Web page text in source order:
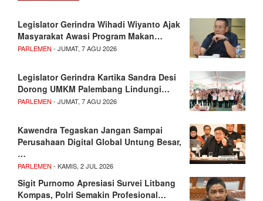
Legislator Gerindra Wihadi Wiyanto Ajak
Masyarakat Awasi Program Makan…
PARLEMEN - JUMAT, 7 AGU 2026
Legislator Gerindra Kartika Sandra Desi
Dorong UMKM Palembang Lindungi…
PARLEMEN - JUMAT, 7 AGU 2026
Kawendra Tegaskan Jangan Sampai
Perusahaan Digital Global Untung Besar,
…
PARLEMEN - KAMIS, 2 JUL 2026
Sigit Purnomo Apresiasi Survei Litbang
Kompas, Polri Semakin Profesional…